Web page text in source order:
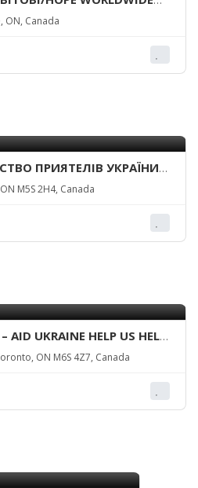
ON, Canada
ПРИЯТЕЛІВ УКРАЇНИ –
FRIENDS OF
M5S 2H4, Canada
UKRAINE HELP US HELP
ON M6S 4Z7, Canada